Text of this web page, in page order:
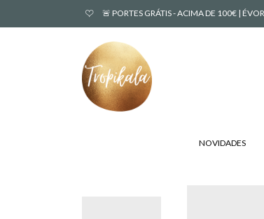
🚨 PORTES GRÁTIS - ACIMA DE 100€ |
NOVIDADES